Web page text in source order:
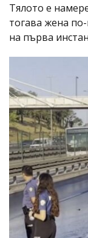
Тялото е
тогава жена
на първа